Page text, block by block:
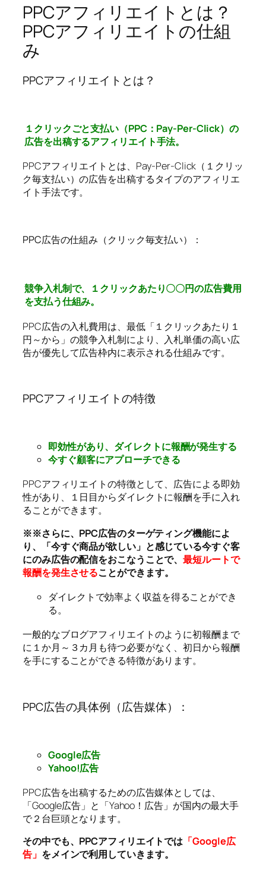
PPCアフィリエイトとは？
PPCアフィリエイトの仕組
み
PPCアフィリエイトとは？
１クリックごと支払い（PPC：Pay-Per-Click）の
広告を出稿するアフィリエイト手法。
PPCアフィリエイトとは、Pay-Per-Click（１クリッ
ク毎支払い）の広告を出稿するタイプのアフィリエ
イト手法です。
PPC広告の仕組み（クリック毎支払い）：
競争入札制で、１クリックあたり〇〇円の広告費用
を支払う仕組み。
PPC広告の入札費用は、最低「１クリックあたり１
円～から」の競争入札制により、入札単価の高い広
告が優先して広告枠内に表示される仕組みです。
PPCアフィリエイトの特徴
即効性があり、ダイレクトに報酬が発生する
今すぐ顧客にアプローチできる
PPCアフィリエイトの特徴として、広告による即効
性があり、１日目からダイレクトに報酬を手に入れ
ることができます。
※※さらに、PPC広告のターゲティング機能によ
り、「今すぐ商品が欲しい」と感じている今すぐ客
にのみ広告の配信をおこなうことで、最短ルートで
報酬を発生させることができます。
ダイレクトで効率よく収益を得ることができ
る。
一般的なブログアフィリエイトのように初報酬まで
に１か月～３カ月も待つ必要がなく、初日から報酬
を手にすることができる特徴があります。
PPC広告の具体例（広告媒体）：
Google広告
Yahoo!広告
PPC広告を出稿するための広告媒体としては、
「Google広告」と「Yahoo！広告」が国内の最大手
で２台巨頭となります。
その中でも、PPCアフィリエイトでは 「Google広
告」 をメインで利用していきます。